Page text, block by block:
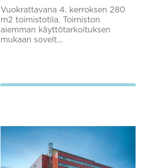
Vuokrattavana 4. kerroksen 280
m2 toimistotila. Toimiston
aiemman käyttötarkoituksen
mukaan sovelt...